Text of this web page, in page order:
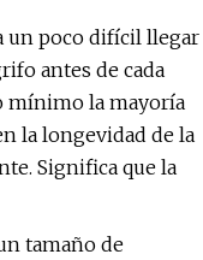
un poco difícil llegar
antes de cada
mínimo la mayoría
la longevidad de la
Significa que la
tamaño de